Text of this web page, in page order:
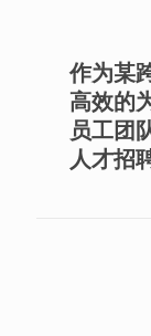
作为某
高效的
员工团
人才招